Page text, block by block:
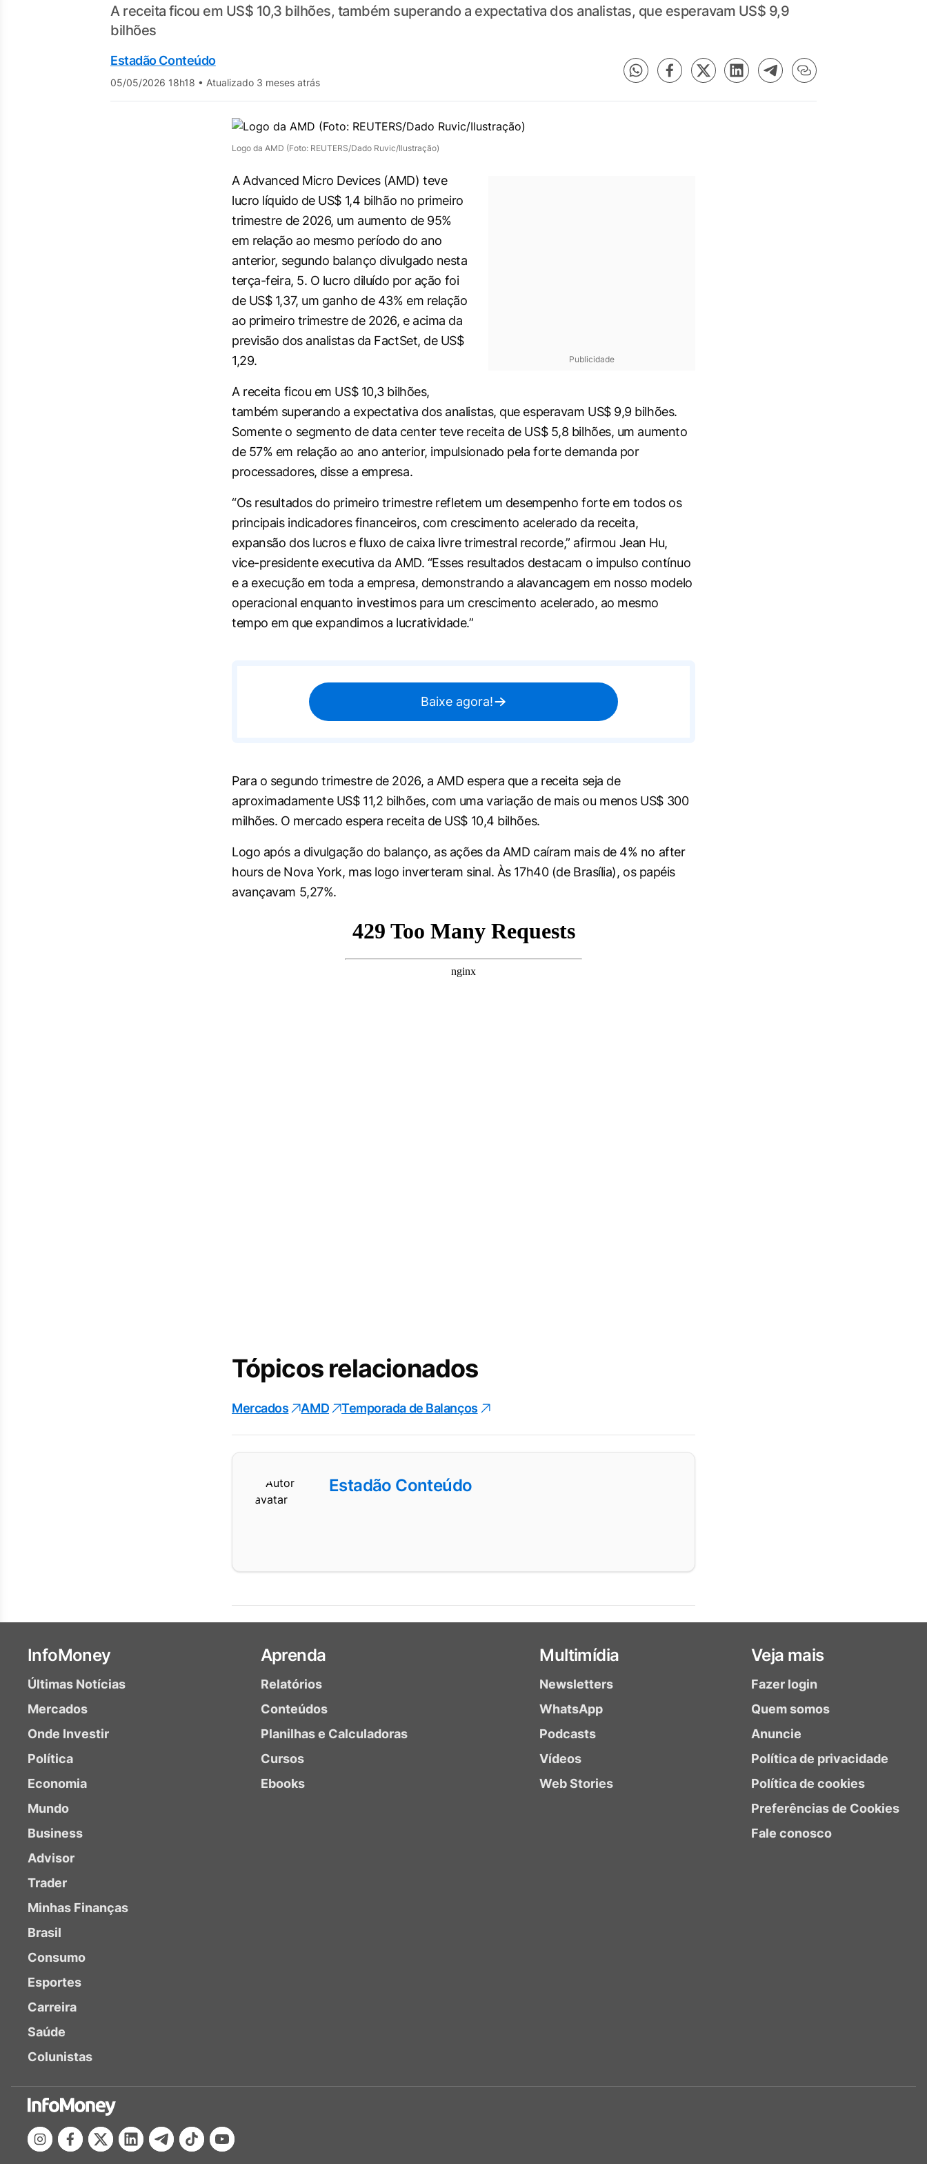
A receita ficou em US$ 10,3 bilhões, também superando a expectativa dos analistas, que esperavam US$ 9,9
bilhões
Estadão Conteúdo
05/05/2026 18h18 • Atualizado 3 meses atrás
Logo da AMD (Foto: REUTERS/Dado Ruvic/Ilustração)
Publicidade
A Advanced Micro Devices (AMD) teve
lucro líquido de US$ 1,4 bilhão no primeiro
trimestre de 2026, um aumento de 95%
em relação ao mesmo período do ano
anterior, segundo balanço divulgado nesta
terça-feira, 5. O lucro diluído por ação foi
de US$ 1,37, um ganho de 43% em relação
ao primeiro trimestre de 2026, e acima da
previsão dos analistas da FactSet, de US$
1,29.
A receita ficou em US$ 10,3 bilhões,
também superando a expectativa dos analistas, que esperavam US$ 9,9 bilhões.
Somente o segmento de data center teve receita de US$ 5,8 bilhões, um aumento
de 57% em relação ao ano anterior, impulsionado pela forte demanda por
processadores, disse a empresa.
“Os resultados do primeiro trimestre refletem um desempenho forte em todos os
principais indicadores financeiros, com crescimento acelerado da receita,
expansão dos lucros e fluxo de caixa livre trimestral recorde,” afirmou Jean Hu,
vice-presidente executiva da AMD. “Esses resultados destacam o impulso contínuo
e a execução em toda a empresa, demonstrando a alavancagem em nosso modelo
operacional enquanto investimos para um crescimento acelerado, ao mesmo
tempo em que expandimos a lucratividade.”
Baixe agora!
Para o segundo trimestre de 2026, a AMD espera que a receita seja de
aproximadamente US$ 11,2 bilhões, com uma variação de mais ou menos US$ 300
milhões. O mercado espera receita de US$ 10,4 bilhões.
Logo após a divulgação do balanço, as ações da AMD caíram mais de 4% no after
hours de Nova York, mas logo inverteram sinal. Às 17h40 (de Brasília), os papéis
avançavam 5,27%.
Tópicos relacionados
Mercados AMD Temporada de Balanços
Estadão Conteúdo
InfoMoney
Últimas Notícias
Mercados
Onde Investir
Política
Economia
Mundo
Business
Advisor
Trader
Minhas Finanças
Brasil
Consumo
Esportes
Carreira
Saúde
Colunistas
Aprenda
Relatórios
Conteúdos
Planilhas e Calculadoras
Cursos
Ebooks
Multimídia
Newsletters
WhatsApp
Podcasts
Vídeos
Web Stories
Veja mais
Fazer login
Quem somos
Anuncie
Política de privacidade
Política de cookies
Preferências de Cookies
Fale conosco